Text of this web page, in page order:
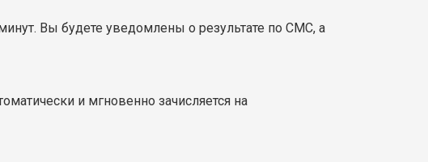
Вы будете уведомлены о результате по СМС, а
и мгновенно зачисляется на